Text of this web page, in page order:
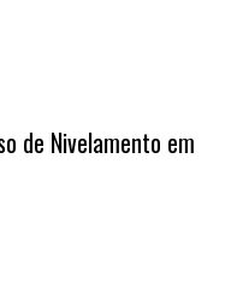
de Nivelamento em